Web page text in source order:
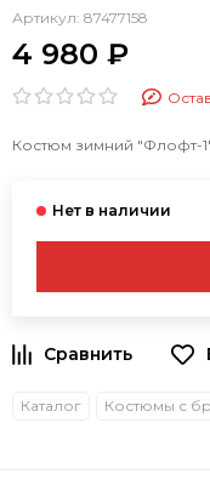
Артикул: 87477158
4 980 ₽
Костюм зимний "Флофт-
Каталог Костюмы с